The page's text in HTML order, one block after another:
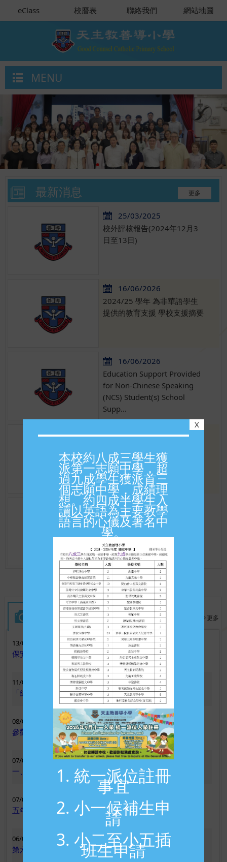
eClass 校曆表 聯絡我們 網站地圖
MENU
更多
最新消息
25/03/2025
校外評核報告(2024年12月3
日至13日)
16/06/2026
2024/25 學年 為非華語學生
提供的教育支援 學校支援摘要
16/06/2026
Education Support Provided
for Non-Chinese Speaking
(NCS) Student(s) School
Supp...
20/05/2026
11/05/2026
招收二六至二七年度插班生
更多
學校活動
13/07/2026
保安局免費到校國家安全互動劇場《校園食神大賽》
11/07/2026
「綠保保惜碳Fun Day」活動
08/07/2026
參觀香港故宮文化博物館
07/07/2026
一、二年級劍擊體驗日
07/07/2026
五年級參觀基本法圖書館及兒童圖書館
06/07/2026
第六十六屆畢業生茶會
更多
學生成就
17/07/2026
七十七屆香港學校朗誦節
05/07/2026
第八屆全港學界跳繩比賽
23/05/2026
港台電視202526學年「心繫家國」聯校國民教育活動巡禮
21/05/2026
公益少年團「環保為公益」籌款獎項及團員獎勵計劃獎項
第二十八屆「常識百搭」小學STEAM探究展覽
X
本校約八成三學生獲
派第一志願中學，超
過九成學生獲派首三
個志願中學，成績理
想。約四成半學生入
讀以英語為主要教學
語言的心儀及著名中
學。
1. 統一派位註冊
事宜
2. 小一候補生申
請
3. 小二至小五插
班生申請